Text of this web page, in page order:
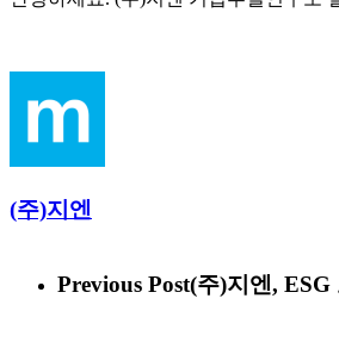
(주)지엔
Previous Post(주)지엔,